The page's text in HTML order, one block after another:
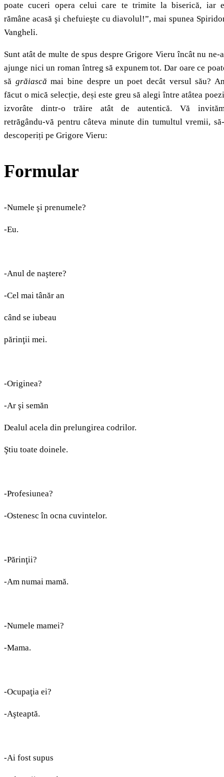
poate cuceri opera celui care te trimite la biserică, iar
rămâne acasă şi chefuieşte cu diavolul!”, mai spunea
Vangheli.
Sunt atât de multe de spus despre Grigore Vieru încât nu ne-
ajunge nici un roman întreg să expunem tot. Dar oare ce
să grăiască mai bine despre un poet decât versul său?
făcut o mică selecție, deși este greu să alegi între atâtea
izvorâte dintr-o trăire atât de autentică. Vă
retrăgându-vă pentru câteva minute din tumultul vremii,
descoperiți pe Grigore Vieru:
Formular
-Numele şi prenumele?
-Eu.
-Anul de naştere?
-Cel mai tânăr an
când se iubeau
părinţii mei.
-Originea?
-Ar şi semăn
Dealul acela din prelungirea codrilor.
Ştiu toate doinele.
-Profesiunea?
-Ostenesc în ocna cuvintelor.
-Părinţii?
-Am numai mamă.
-Numele mamei?
-Mama.
-Ocupaţia ei?
-Aşteaptă.
-Ai fost supus